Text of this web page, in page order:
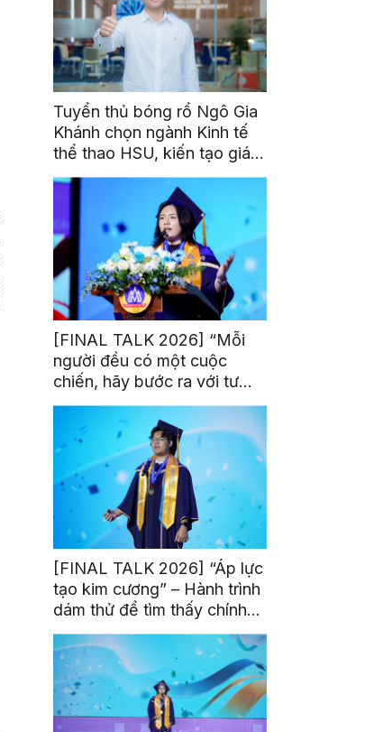
Tuyển thủ bóng rổ Ngô Gia
Khánh chọn ngành Kinh tế
thể thao HSU, kiến tạo giá
trị từ đam mê thể thao
[FINAL TALK 2026] “Mỗi
người đều có một cuộc
chiến, hãy bước ra với tư
thế của người chiến thắng”
[FINAL TALK 2026] “Áp lực
tạo kim cương” – Hành trình
dám thử để tìm thấy chính
mình